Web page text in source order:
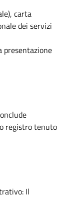
carta
dei servizi
presentazione
registro tenuto
Il